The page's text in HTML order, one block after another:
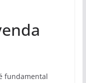
fundamental